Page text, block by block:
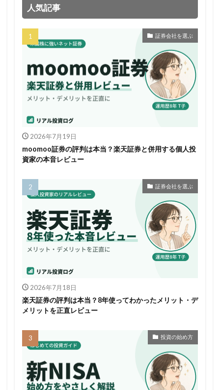
人気記事
証券会社を選ぶ
2026年7月19日
moomoo証券の評判は本当？楽天証券と併用する個人投
資家の本音レビュー
証券会社を選ぶ
2026年7月18日
楽天証券の評判は本当？8年使ってわかったメリット・デ
メリットを正直レビュー
投資の始め方